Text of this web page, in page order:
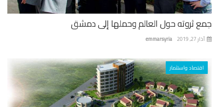
ثروته حول العالم وحملها إلى دمشق
emmarsyria 27, 2019
اقتصاد واستثمار